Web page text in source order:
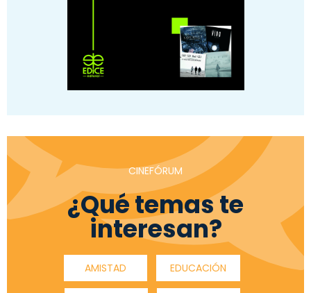
CINEFÓRUM
¿Qué temas te
interesan?
AMISTAD EDUCACIÓN